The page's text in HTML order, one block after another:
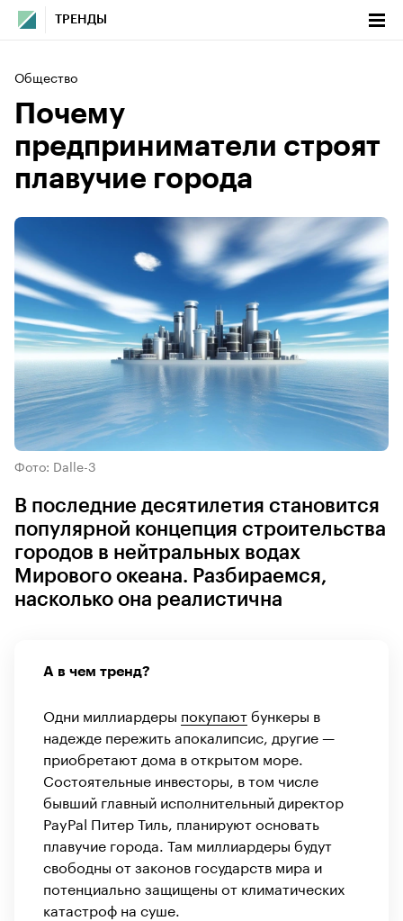
ТРЕНДЫ
Общество
Почему
предприниматели строят
плавучие города
Фото: Dalle-3
В последние десятилетия становится
популярной концепция строительства
городов в нейтральных водах
Мирового океана. Разбираемся,
насколько она реалистична
А в чем тренд?
Одни миллиардеры покупаютбункеры в
надежде пережить апокалипсис, другие —
приобретают дома в открытом море.
Состоятельные инвесторы, в том числе
бывший главный исполнительный директор
PayPal Питер Тиль, планируют основать
плавучие города. Там миллиардеры будут
свободны от законов государств мира и
потенциально защищены от климатических
катастроф на суше.